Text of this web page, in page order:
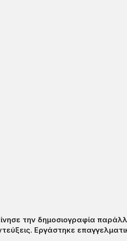
την δημοσιογραφία
Εργάστηκε